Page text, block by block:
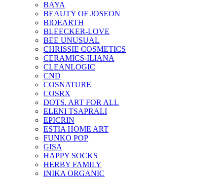
BAYA
BEAUTY OF JOSEON
BIOEARTH
BLEECKER-LOVE
BEE UNUSUAL
CHRISSIE COSMETICS
CERAMICS-ILIANA
CLEANLOGIC
CND
COSNATURE
COSRX
DOTS. ART FOR ALL
ELENI TSAPRALI
EPICRIN
ESTIA HOME ART
FUNKO POP
GISA
HAPPY SOCKS
HERBY FAMILY
INIKA ORGANIC